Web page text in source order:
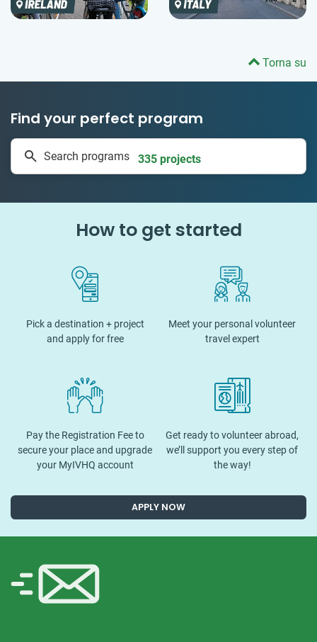
Torna su
Find your perfect program
Search programs 335 projects
How to get started
Pick a destination + project
and apply for free
Meet your personal volunteer
travel expert
Pay the Registration Fee to
secure your place and upgrade
your MyIVHQ account
Get ready to volunteer abroad,
we’ll support you every step of
the way!
APPLY NOW